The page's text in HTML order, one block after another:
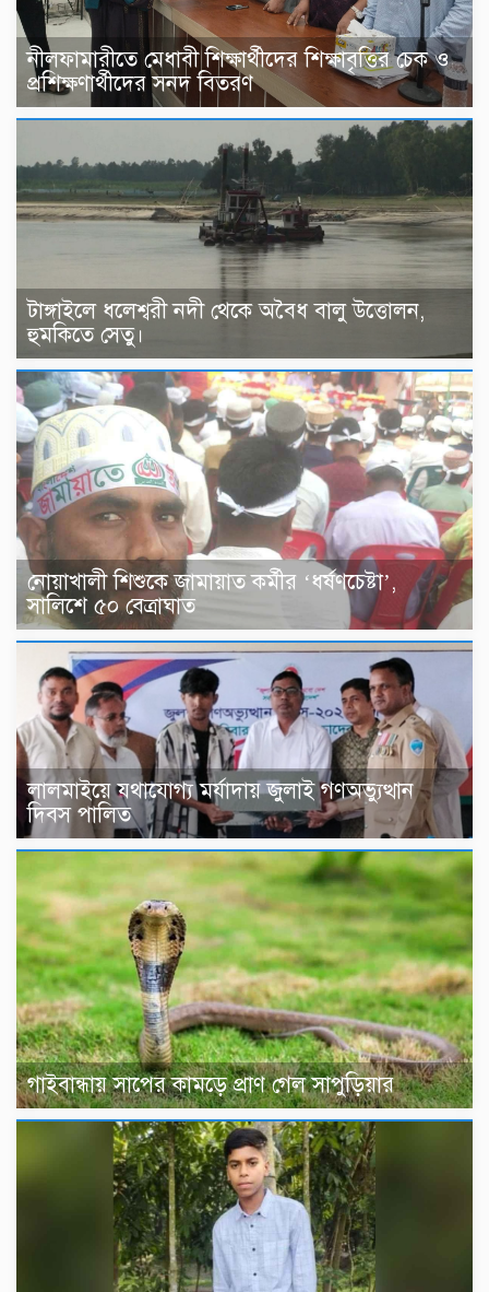
নীলফামারীতে মেধাবী শিক্ষার্থীদের শিক্ষাবৃত্তির চেক ও
প্রশিক্ষণার্থীদের সনদ বিতরণ
টাঙ্গাইলে ধলেশ্বরী নদী থেকে অবৈধ বালু উত্তোলন,
হুমকিতে সেতু।
নোয়াখালী শিশুকে জামায়াত কর্মীর ‘ধর্ষণচেষ্টা’,
সালিশে ৫০ বেত্রাঘাত
লালমাইয়ে যথাযোগ্য মর্যাদায় জুলাই গণঅভ্যুত্থান
দিবস পালিত
গাইবান্ধায় সাপের কামড়ে প্রাণ গেল সাপুড়িয়ার